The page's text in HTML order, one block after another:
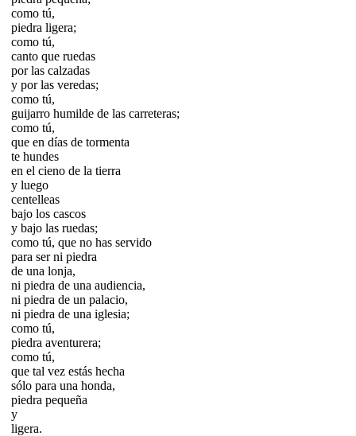
como tú,
piedra ligera;
como tú,
canto que ruedas
por las calzadas
y por las veredas;
como tú,
guijarro humilde de las carreteras;
como tú,
que en días de tormenta
te hundes
en el cieno de la tierra
y luego
centelleas
bajo los cascos
y bajo las ruedas;
como tú, que no has servido
para ser ni piedra
de una lonja,
ni piedra de una audiencia,
ni piedra de un palacio,
ni piedra de una iglesia;
como tú,
piedra aventurera;
como tú,
que tal vez estás hecha
sólo para una honda,
piedra pequeña
y
ligera.